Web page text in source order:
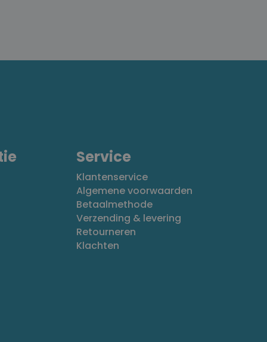
Service
Klantenservice
Algemene voorwaarden
Betaalmethode
Verzending & levering
Retourneren
Klachten